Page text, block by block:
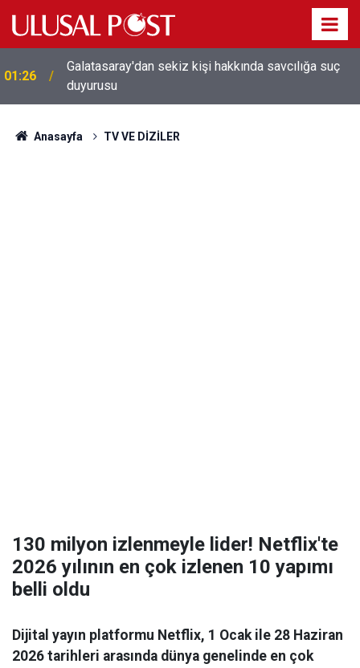
01:26
Galatasaray'dan sekiz kişi hakkında savcılığa suç
duyurusu
Anasayfa TV VE DİZİLER
130 milyon izlenmeyle lider! Netflix'te
2026 yılının en çok izlenen 10 yapımı
belli oldu
Dijital yayın platformu Netflix, 1 Ocak ile 28 Haziran
2026 tarihleri arasında dünya genelinde en çok